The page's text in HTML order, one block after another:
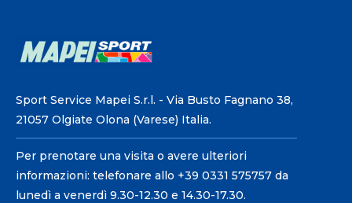
Sport Service Mapei S.r.l. - Via Busto Fagnano 38,
21057 Olgiate Olona (Varese) Italia.
Per prenotare una visita o avere ulteriori
informazioni: telefonare allo +39 0331 575757 da
lunedì a venerdì 9.30-12.30 e 14.30-17.30.